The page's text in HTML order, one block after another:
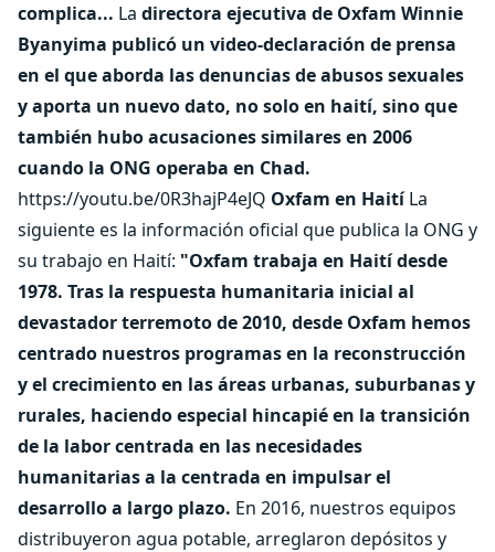
complica... La directora ejecutiva de Oxfam Winnie
Byanyima publicó un video-declaración de prensa
en el que aborda las denuncias de abusos sexuales
y aporta un nuevo dato, no solo en haití, sino que
también hubo acusaciones similares en 2006
cuando la ONG operaba en Chad.
https://youtu.be/0R3hajP4eJQ Oxfam en HaitíLa
siguiente es la información oficial que publica la ONG y
su trabajo en Haití: "Oxfam trabaja en Haití desde
1978. Tras la respuesta humanitaria inicial al
devastador terremoto de 2010, desde Oxfam hemos
centrado nuestros programas en la reconstrucción
y el crecimiento en las áreas urbanas, suburbanas y
rurales, haciendo especial hincapié en la transición
de la labor centrada en las necesidades
humanitarias a la centrada en impulsar el
desarrollo a largo plazo. En 2016, nuestros equipos
distribuyeron agua potable, arreglaron depósitos y